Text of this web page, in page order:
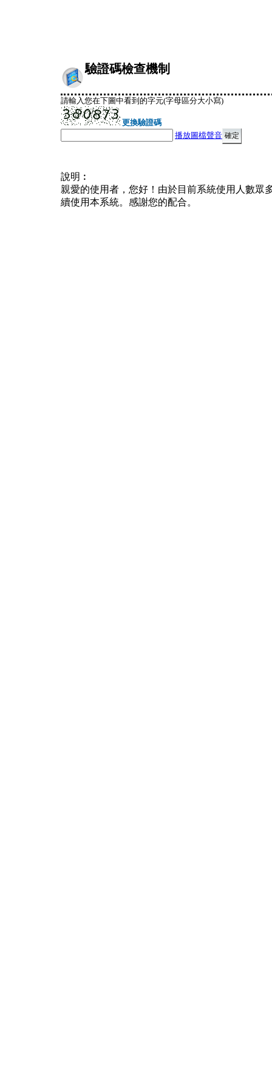
驗證碼檢查機制
請輸入您在下圖中看到的字元(字母區分大小寫)
更換驗證碼
播放圖檔聲音
說明︰
親愛的使用者，您好！由於目前系統使用人數眾
續使用本系統。感謝您的配合。